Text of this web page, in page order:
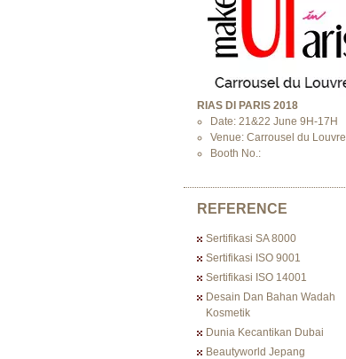
RIAS DI PARIS 2018
Date: 21&22 June 9H-17H
Venue: Carrousel du Louvre
Booth No.:
REFERENCE
Sertifikasi SA 8000
Sertifikasi ISO 9001
Sertifikasi ISO 14001
Desain Dan Bahan Wadah
Kosmetik
Dunia Kecantikan Dubai
Beautyworld Jepang